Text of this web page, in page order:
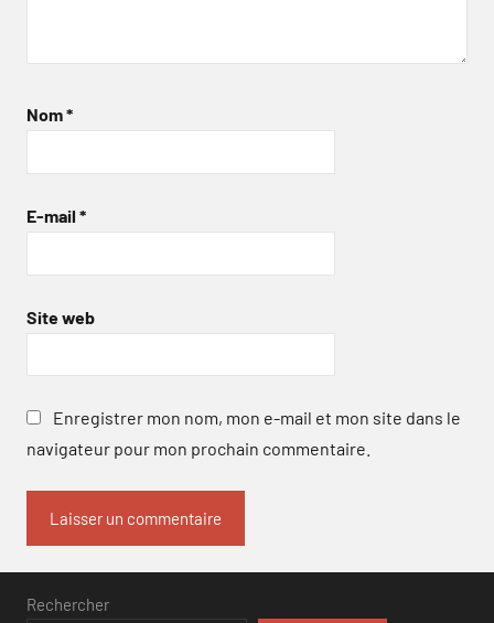
Nom*
E-mail *
Site web
Enregistrer mon nom, mon e-mail et mon site dans le
navigateur pour mon prochain commentaire.
Rechercher